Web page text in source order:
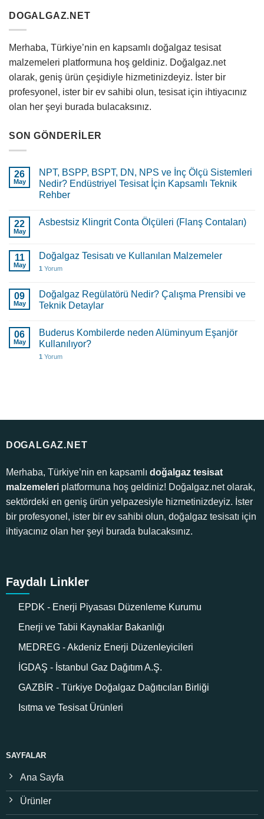
DOGALGAZ.NET
Merhaba, Türkiye’nin en kapsamlı doğalgaz tesisat
malzemeleri platformuna hoş geldiniz. Doğalgaz.net
olarak, geniş ürün çeşidiyle hizmetinizdeyiz. İster bir
profesyonel, ister bir ev sahibi olun, tesisat için ihtiyacınız
olan her şeyi burada bulacaksınız.
SON GÖNDERILER
26
May
NPT, BSPP, BSPT, DN, NPS ve İnç Ölçü Sistemleri
Nedir? Endüstriyel Tesisat İçin Kapsamlı Teknik
Rehber
22
May
Asbestsiz Klingrit Conta Ölçüleri (Flanş Contaları)
11
May
Doğalgaz Tesisatı ve Kullanılan Malzemeler
1 Yorum
09
May
Doğalgaz Regülatörü Nedir? Çalışma Prensibi ve
Teknik Detaylar
06
May
Buderus Kombilerde neden Alüminyum Eşanjör
Kullanılıyor?
1 Yorum
DOGALGAZ.NET
Merhaba, Türkiye’nin en kapsamlı doğalgaz tesisat
malzemeleriplatformuna hoş geldiniz! Doğalgaz.net olarak,
sektördeki en geniş ürün yelpazesiyle hizmetinizdeyiz. İster
bir profesyonel, ister bir ev sahibi olun, doğalgaz tesisatı için
ihtiyacınız olan her şeyi burada bulacaksınız.
Faydalı Linkler
EPDK - Enerji Piyasası Düzenleme Kurumu
Enerji ve Tabii Kaynaklar Bakanlığı
MEDREG - Akdeniz Enerji Düzenleyicileri
İGDAŞ - İstanbul Gaz Dağıtım A.Ş.
GAZBİR - Türkiye Doğalgaz Dağıtıcıları Birliği
Isıtma ve Tesisat Ürünleri
SAYFALAR
Ana Sayfa
Ürünler